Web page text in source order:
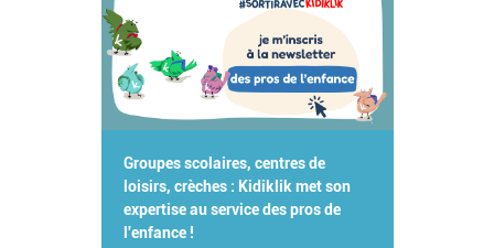
Groupes scolaires, centres de
loisirs, crèches : Kidiklik met son
expertise au service des pros de
l'enfance !